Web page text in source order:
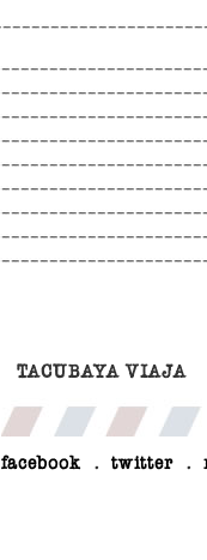
TACUBAYA VIAJA
facebook . twitter .